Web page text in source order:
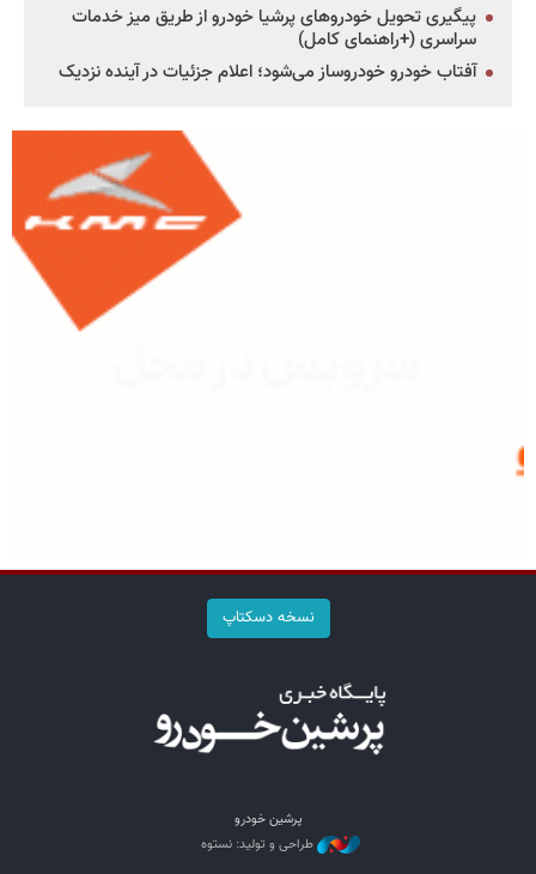
پیگیری تحویل خودروهای پرشیا خودرو از طریق میز خدمات
سراسری (+راهنمای کامل)
آفتاب خودرو خودروساز می‌شود؛ اعلام جزئیات در آینده نزدیک
نسخه دسکتاپ
پرشین خودرو
طراحی و تولید: نستوه